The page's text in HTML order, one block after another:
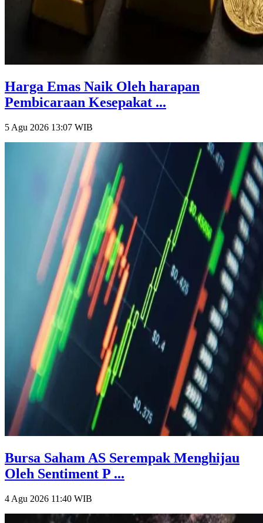
Harga Emas Naik Oleh harapan
Pembicaraan Kesepakat ...
5 Agu 2026 13:07 WIB
Bursa Saham AS Serempak Menghijau
Oleh Sentiment P ...
4 Agu 2026 11:40 WIB